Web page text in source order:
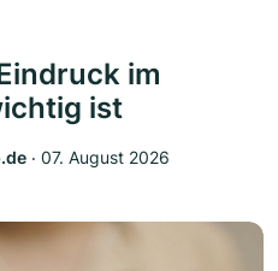
im
ist
‧ 07. August 2026